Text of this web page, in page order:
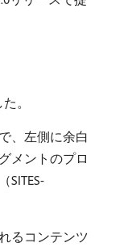
。
、左側に余白
メントのプロ
SITES-
るコンテンツ